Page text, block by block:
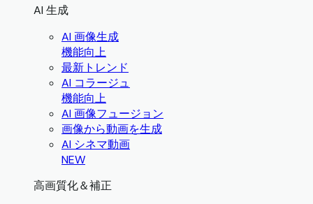
AI 生成
AI 画像生成
機能向上
最新トレンド
AI コラージュ
機能向上
AI 画像フュージョン
画像から動画を生成
AI シネマ動画
NEW
高画質化＆補正